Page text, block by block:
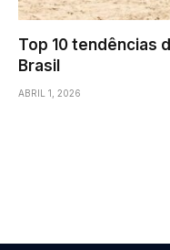
Top 10 tendências
Brasil
ABRIL 1, 2026